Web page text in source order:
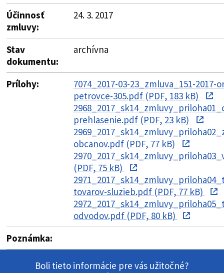
Účinnosť
zmluvy:
24. 3. 2017
Stav
dokumentu:
archívna
Prílohy:
7074_2017-03-23_zmluva_151-2017-
petrovce-305.pdf (PDF, 183 kB)
prehlasenie.pdf (PDF, 23 kB)
obcanov.pdf (PDF, 77 kB)
(PDF, 75 kB)
tovarov-sluzieb.pdf (PDF, 77 kB)
odvodov.pdf (PDF, 80 kB)
Poznámka:
Boli tieto informácie pre vás užitočné?